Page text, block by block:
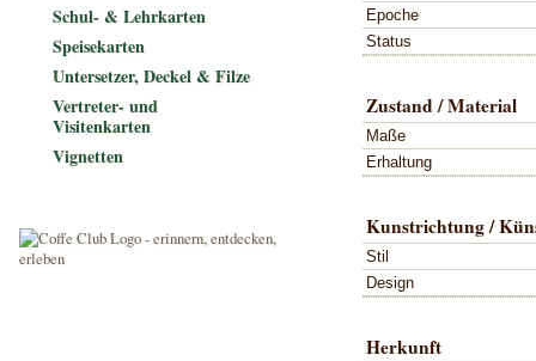
Epoche
Status
Zustand / Material
Maße
Erhaltung
Kunstrichtung /
Stil
Design
Herkunft
Schul- & Lehrkarten
Speisekarten
Untersetzer, Deckel & Filze
Vertreter- und
Visitenkarten
Vignetten